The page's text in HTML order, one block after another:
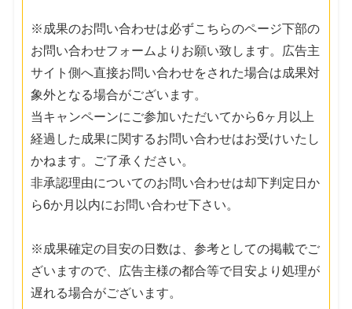
※成果のお問い合わせは必ずこちらのページ下部の
お問い合わせフォームよりお願い致します。広告主
サイト側へ直接お問い合わせをされた場合は成果対
象外となる場合がございます。
当キャンペーンにご参加いただいてから6ヶ月以上
経過した成果に関するお問い合わせはお受けいたし
かねます。ご了承ください。
非承認理由についてのお問い合わせは却下判定日か
ら6か月以内にお問い合わせ下さい。
※成果確定の目安の日数は、参考としての掲載でご
ざいますので、広告主様の都合等で目安より処理が
遅れる場合がございます。